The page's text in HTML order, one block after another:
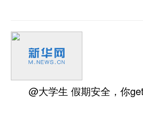
@大学生 假期安全，你